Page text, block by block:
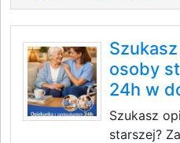
osoby
24h w
Szukasz
starszej?